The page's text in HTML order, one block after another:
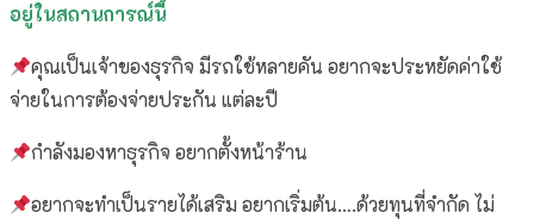
อยู่ในสถานการณ์นี้
คุณเป็นเจ้าของธุรกิจ มีรถใช้หลายคัน อยากจะประหยัดค่าใช้
จ่ายในการต้องจ่ายประกัน แต่ละปี
กำลังมองหาธุรกิจ อยากตั้งหน้าร้าน
อยากจะทำเป็นรายได้เสริม อยากเริ่มต้น….ด้วยทุนที่จำกัด ไม่